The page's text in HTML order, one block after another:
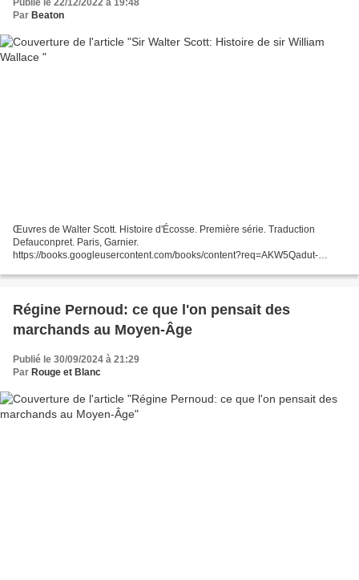
Publié le 22/12/2022 à 19:48
Par Beaton
Œuvres de Walter Scott. Histoire d'Écosse. Première série. Traduction
Defauconpret. Paris, Garnier.
https://books.googleusercontent.com/books/content?req=AKW5Qadut-
kivM-
7icPshfqARdMBJBxMX5NDqAIBNXwjuAcvqoqot1kU6cCdmZxS6wgQH09de
2uH-to6SZsbG1Ds6BlDv-2a3AraOIYUYDUdURAA43tebU5tf-
13cq2Ggc2VoNfqxwPDgQMmwUsjmJfEKtNNcFVXVaEJ9nLzg...
Régine Pernoud: ce que l'on pensait des
marchands au Moyen-Âge
Publié le 30/09/2024 à 21:29
Par Rouge et Blanc